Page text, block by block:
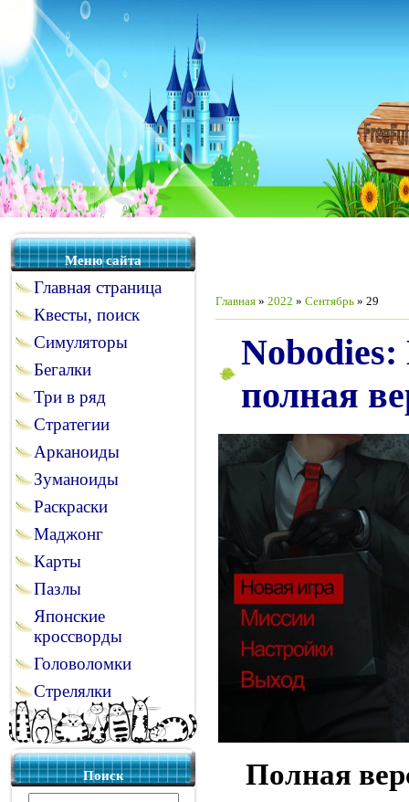
Меню сайта
Главная страница
Квесты, поиск
Симуляторы
Бегалки
Три в ряд
Стратегии
Арканоиды
Зуманоиды
Раскраски
Маджонг
Карты
Пазлы
Японские
кроссворды
Головоломки
Стрелялки
Поиск
Главная » 2022 » Сентябрь » 29
полная
Полная